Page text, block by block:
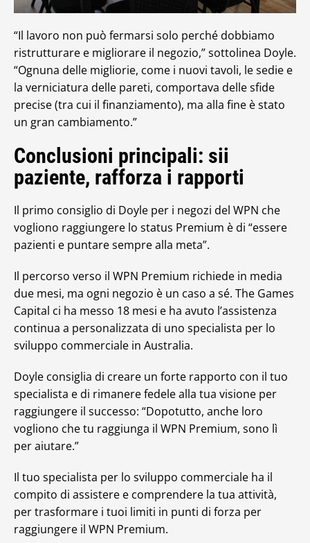
“Il lavoro non può fermarsi solo perché dobbiamo
ristrutturare e migliorare il negozio,” sottolinea Doyle.
“Ognuna delle migliorie, come i nuovi tavoli, le sedie e
la verniciatura delle pareti, comportava delle sfide
precise (tra cui il finanziamento), ma alla fine è stato
un gran cambiamento.”
Conclusioni principali: sii
paziente, rafforza i rapporti
Il primo consiglio di Doyle per i negozi del WPN che
vogliono raggiungere lo status Premium è di “essere
pazienti e puntare sempre alla meta”.
Il percorso verso il WPN Premium richiede in media
due mesi, ma ogni negozio è un caso a sé. The Games
Capital ci ha messo 18 mesi e ha avuto l’assistenza
continua a personalizzata di uno specialista per lo
sviluppo commerciale in Australia.
Doyle consiglia di creare un forte rapporto con il tuo
specialista e di rimanere fedele alla tua visione per
raggiungere il successo: “Dopotutto, anche loro
vogliono che tu raggiunga il WPN Premium, sono lì
per aiutare.”
Il tuo specialista per lo sviluppo commerciale ha il
compito di assistere e comprendere la tua attività,
per trasformare i tuoi limiti in punti di forza per
raggiungere il WPN Premium.